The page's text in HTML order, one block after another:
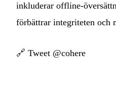
inkluderar offline-
förbättrar integriteten och
🔗 Tweet @cohere